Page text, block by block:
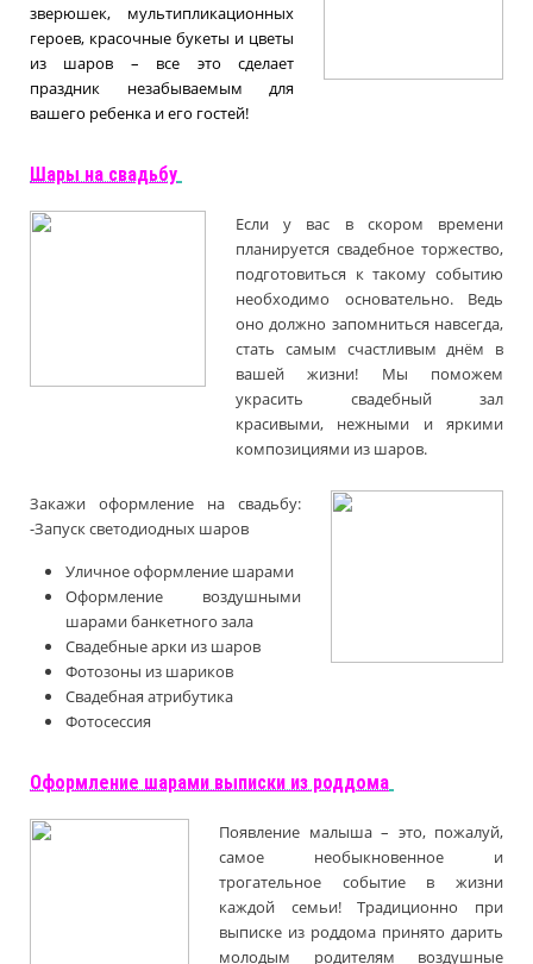
зверюшек, мультипликационных
героев, красочные букеты и цветы
из шаров – все это сделает
праздник незабываемым для
вашего ребенка и его гостей!
Шары на свадьбу
Если у вас в скором времени
планируется свадебное торжество,
подготовиться к такому событию
необходимо основательно. Ведь
оно должно запомниться навсегда,
стать самым счастливым днём в
вашей жизни! Мы поможем
украсить свадебный зал
красивыми, нежными и яркими
композициями из шаров.
Закажи оформление на свадьбу:
-Запуск светодиодных шаров
Уличное оформление шарами
Оформление воздушными
шарами банкетного зала
Свадебные арки из шаров
Фотозоны из шариков
Свадебная атрибутика
Фотосессия
Оформление шарами выписки из роддома
Появление малыша – это, пожалуй,
самое необыкновенное и
трогательное событие в жизни
каждой семьи! Традиционно при
выписке из роддома принято дарить
молодым родителям воздушные